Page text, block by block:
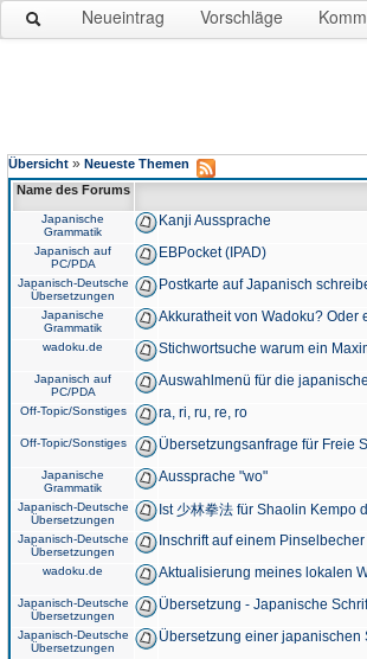
Neueintrag Vorschläge
Übersicht » Neueste Themen
Name des Forums
Japanische
Grammatik
Kanji Aussprache
Japanisch auf
PC/PDA
EBPocket (IPAD)
Japanisch-Deutsche
Übersetzungen
Postkarte auf Japanisch
Japanische
Grammatik
Akkuratheit von Wadoku? Oder
wadoku.de Stichwortsuche warum ein
Japanisch auf
PC/PDA
Auswahlmenü für die
Off-Topic/Sonstiges ra, ri, ru, re, ro
Off-Topic/Sonstiges Übersetzungsanfrage für Freie
Japanische
Grammatik
Aussprache "wo"
Japanisch-Deutsche
Übersetzungen
Ist 少林拳法 für Shaolin Kempo
Japanisch-Deutsche
Übersetzungen
Inschrift auf einem Pinselbecher
wadoku.de Aktualisierung meines lokalen
Japanisch-Deutsche
Übersetzungen
Übersetzung - Japanische
Japanisch-Deutsche
Übersetzungen
Übersetzung einer japanischen